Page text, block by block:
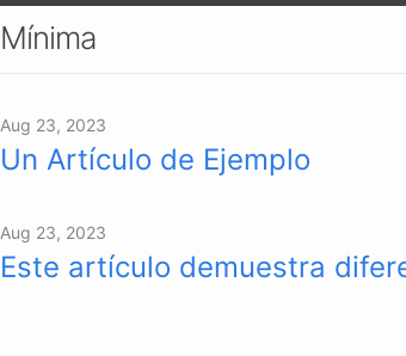
Mínima
Aug 23, 2023
Un Artículo de Ejemplo
Aug 23, 2023
Este artículo demuestra